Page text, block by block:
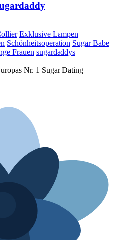
Exklusive Lampen
Schönheitsoperation Sugar Babe
Frauen sugardaddys
Nr. 1 Sugar Dating